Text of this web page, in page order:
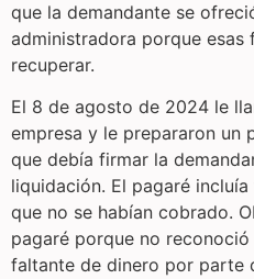
que la demandante se
administradora porque esas
recuperar.
El 8 de agosto de 2024 le
empresa y le prepararon un
que debía firmar la
liquidación. El pagaré
que no se habían cobrado.
pagaré porque no
faltante de dinero por parte